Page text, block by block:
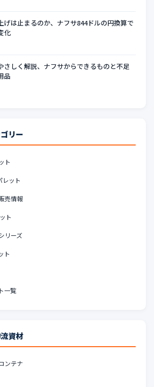
げは止まるのか、ナフサ844ドルの円換算で
化
さしく解説、ナフサからできるものと不足
品
リー
ト
ット
売情報
ト
リーズ
ト
一覧
資材
ンテナ